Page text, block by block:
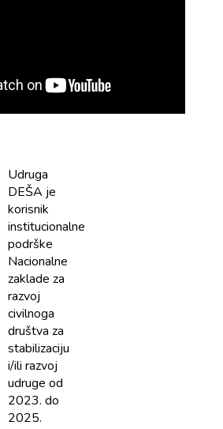
Udruga
DEŠA je
korisnik
institucionalne
podrške
Nacionalne
zaklade za
razvoj
civilnoga
društva za
stabilizaciju
i/ili razvoj
udruge od
2023. do
2025.